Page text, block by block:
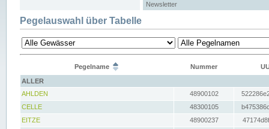
Newsletter
Pegelauswahl über Tabelle
Pegelname Nummer
ALLER
AHLDEN
48900102
CELLE
48300105
EITZE
48900237